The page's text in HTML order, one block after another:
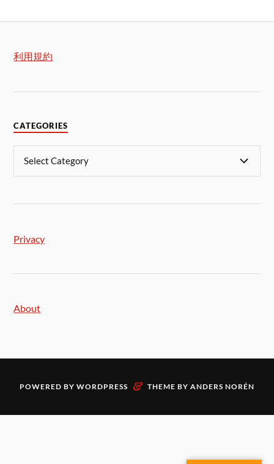
利用規約
CATEGORIES
Privacy
About
POWERED BY WORDPRESS & THEME BY ANDERS NORÉN